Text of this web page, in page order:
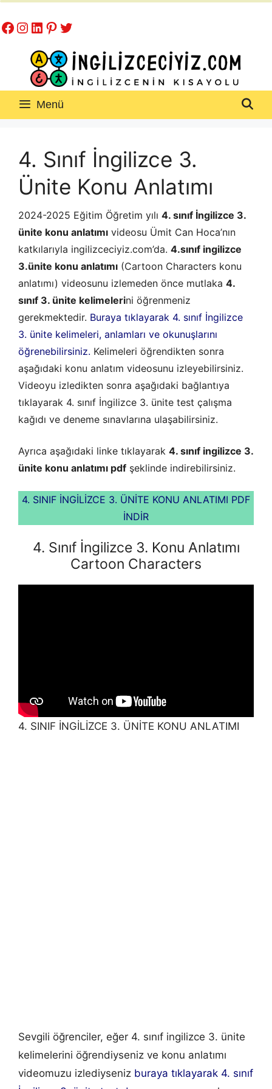
atla
Facebook
Instagram
LinkedIn
Pinterest
Twitter
Menü
4. Sınıf İngilizce 3.
Ünite Konu Anlatımı
2024-2025 Eğitim Öğretim yılı 4. sınıf İngilizce 3.
ünite konu anlatımı videosu Ümit Can Hoca’nın
katkılarıyla ingilizceciyiz.com’da. 4.sınıf ingilizce
3.ünite konu anlatımı (Cartoon Characters konu
anlatımı) videosunu izlemeden önce mutlaka 4.
sınıf 3. ünite kelimelerini öğrenmeniz
gerekmektedir. Buraya tıklayarak 4. sınıf İngilizce
3. ünite kelimeleri, anlamları ve okunuşlarını
öğrenebilirsiniz. Kelimeleri öğrendikten sonra
aşağıdaki konu anlatım videosunu izleyebilirsiniz.
Videoyu izledikten sonra aşağıdaki bağlantıya
tıklayarak 4. sınıf İngilizce 3. ünite test çalışma
kağıdı ve deneme sınavlarına ulaşabilirsiniz.
Ayrıca aşağıdaki linke tıklayarak 4. sınıf ingilizce 3.
ünite konu anlatımı pdf şeklinde indirebilirsiniz.
4. SINIF İNGİLİZCE 3. ÜNİTE KONU ANLATIMI PDF
İNDİR
4. Sınıf İngilizce 3. Konu Anlatımı
Cartoon Characters
4. SINIF İNGİLİZCE 3. ÜNİTE KONU ANLATIMI
Sevgili öğrenciler, eğer 4. sınıf ingilizce 3. ünite
kelimelerini öğrendiyseniz ve konu anlatımı
videomuzu izlediyseniz buraya tıklayarak 4. sınıf